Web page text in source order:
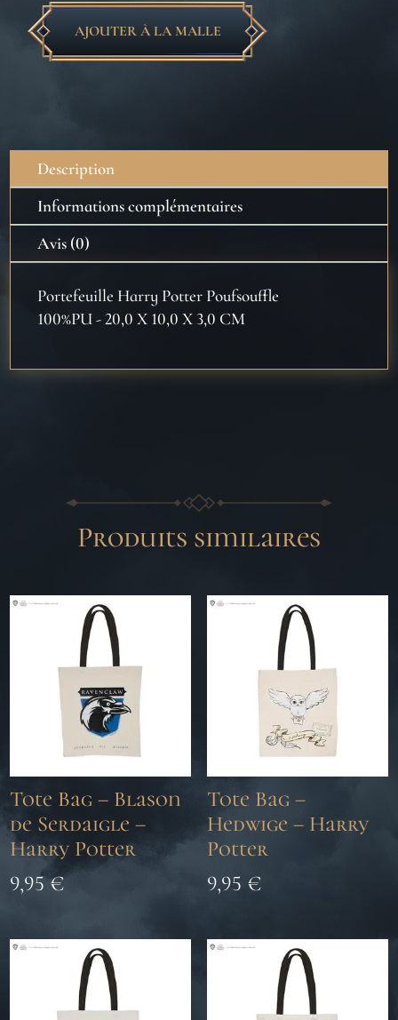
quantité
Poufsouffle
AJOUTER À LA MALLE
Description
Informations complémentaires
Avis (0)
Portefeuille Harry Potter Poufsouffle
100%PU - 20,0 X 10,0 X 3,0 CM
Produits similaires
Tote Bag – Blason
de Serdaigle –
Harry Potter
9,95€
Tote Bag –
Hedwige – Harry
Potter
9,95 €